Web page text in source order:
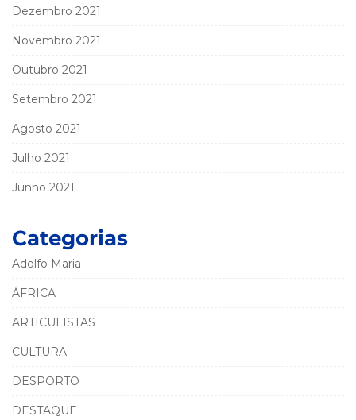
Dezembro 2021
Novembro 2021
Outubro 2021
Setembro 2021
Agosto 2021
Julho 2021
Junho 2021
Categorias
Adolfo Maria
ÁFRICA
ARTICULISTAS
CULTURA
DESPORTO
DESTAQUE